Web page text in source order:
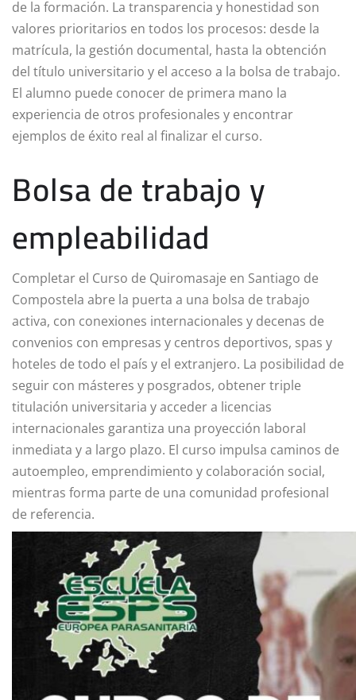
de la formación. La transparencia y honestidad son
valores prioritarios en todos los procesos: desde la
matrícula, la gestión documental, hasta la obtención
del título universitario y el acceso a la bolsa de trabajo.
El alumno puede conocer de primera mano la
experiencia de otros profesionales y encontrar
ejemplos de éxito real al finalizar el curso.
Bolsa de trabajo y
empleabilidad
Completar el Curso de Quiromasaje en Santiago de
Compostela abre la puerta a una bolsa de trabajo
activa, con conexiones internacionales y decenas de
convenios con empresas y centros deportivos, spas y
hoteles de todo el país y el extranjero. La posibilidad de
seguir con másteres y posgrados, obtener triple
titulación universitaria y acceder a licencias
internacionales garantiza una proyección laboral
inmediata y a largo plazo. El curso impulsa caminos de
autoempleo, emprendimiento y colaboración social,
mientras forma parte de una comunidad profesional
de referencia.